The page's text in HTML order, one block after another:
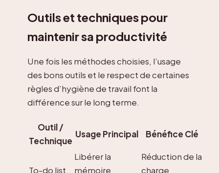
Outils et techniques pour
maintenir sa productivité
Une fois les méthodes choisies, l’usage
des bons outils et le respect de certaines
règles d’hygiène de travail font la
différence sur le long terme.
Outil /
Technique
Usage Principal Bénéfice Clé
To-do list
Libérer la
mémoire
Réduction de la
charge